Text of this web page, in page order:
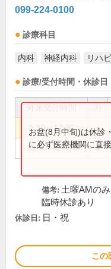
099-224-0100
診療科目
内科 神経内科 リハ
診療/受付時間・休診日
8:30～12:30 ●
13:30～17:30 ●
お盆(8月中旬)は休診
に必ず医療機関に直
備考: 土曜AMのみ
臨時休診あり
休診日: 日・祝
この